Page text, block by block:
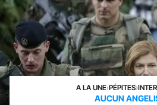
A LA UNE›PÉPITES›
AUCUN